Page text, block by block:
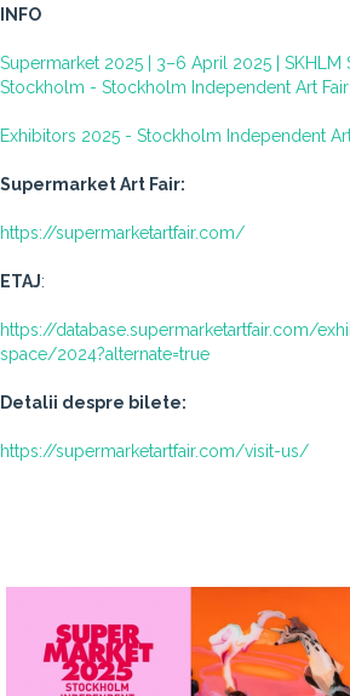
INFO
Supermarket 2025 | 3–6 April 2025 | SKHLM
Stockholm - Stockholm Independent Art Fair
Exhibitors 2025 - Stockholm Independent
Supermarket Art Fair:
https://supermarketartfair.com/
ETAJ:
https://database.supermarketartfair.com/
space/2024?alternate=true
Detalii despre bilete:
https://supermarketartfair.com/visit-us/